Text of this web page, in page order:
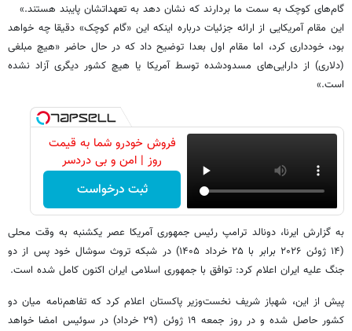
گام‌های کوچک به سمت ما بردارند که نشان دهد به تعهداتشان پایبند هستند.»
این مقام آمریکایی از ارائه جزئیات درباره اینکه این «گام کوچک» دقیقا چه خواهد
بود، خودداری کرد، اما مقام اول بعدا توضیح داد که در حال حاضر «هیچ مبلغی
(دلاری) از دارایی‌های مسدودشده توسط آمریکا یا هیچ کشور دیگری آزاد نشده
است.»
فروش خودرو شما به قیمت
روز | امن و بی دردسر
ثبت درخواست
به گزارش ایرنا، دونالد ترامپ رئیس جمهوری آمریکا عصر یکشنبه به وقت محلی
(۱۴ ژوئن ۲۰۲۶ برابر با ۲۵ خرداد ۱۴۰۵) در شبکه تروث سوشال خود پس از دو
جنگ علیه ایران اعلام کرد: توافق با جمهوری اسلامی ایران اکنون کامل شده است.
پیش از این، شهباز شریف نخست‌وزیر پاکستان اعلام کرد که تفاهم‌نامه میان دو
کشور حاصل شده و در روز جمعه ۱۹ ژوئن (۲۹ خرداد) در سوئیس امضا خواهد